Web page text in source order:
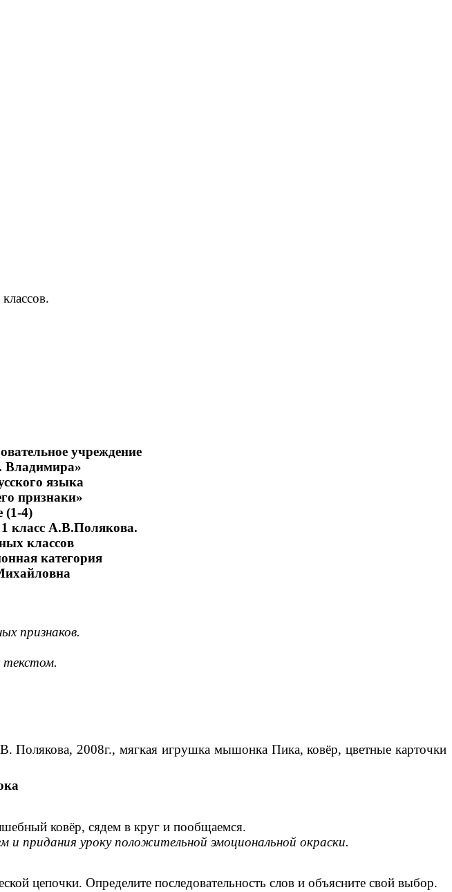
учреждение
Владимира»
языка
признаки»
(1-4)
класс А.В.Полякова.
классов
категория
признаков.
Полякова, 2008г., мягкая игрушка мышонка Пика, ковёр, цветные карточки
ковёр, сядем в круг и пообщаемся.
и придания уроку положительной эмоциональной окраски.
цепочки. Определите последовательность слов и объясните свой выбор.